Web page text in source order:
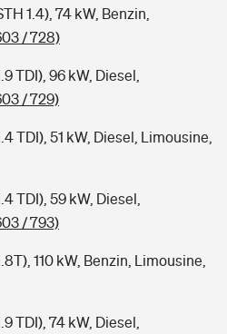
1.4), 74 kW, Benzin,
/ 728)
TDI), 96 kW, Diesel,
/ 729)
TDI), 51 kW, Diesel, Limousine,
TDI), 59 kW, Diesel,
/ 793)
110 kW, Benzin, Limousine,
TDI), 74 kW, Diesel,